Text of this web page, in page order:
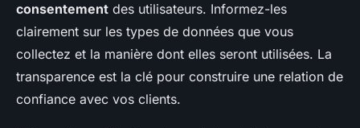
consentement des utilisateurs. Informez-les
clairement sur les types de données que vous
collectez et la manière dont elles seront utilisées. La
transparence est la clé pour construire une relation de
confiance avec vos clients.